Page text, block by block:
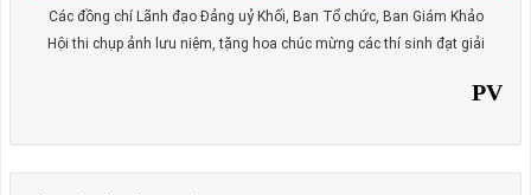
Các đồng chí Lãnh đạo Đảng uỷ Khối, Ban Tổ chức, Ban Giám Khảo
Hội thi chụp ảnh lưu niệm, tặng hoa chúc mừng các thí sinh đạt giải
PV